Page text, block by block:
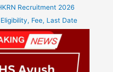
Recruitment 2026
Fee, Last Date